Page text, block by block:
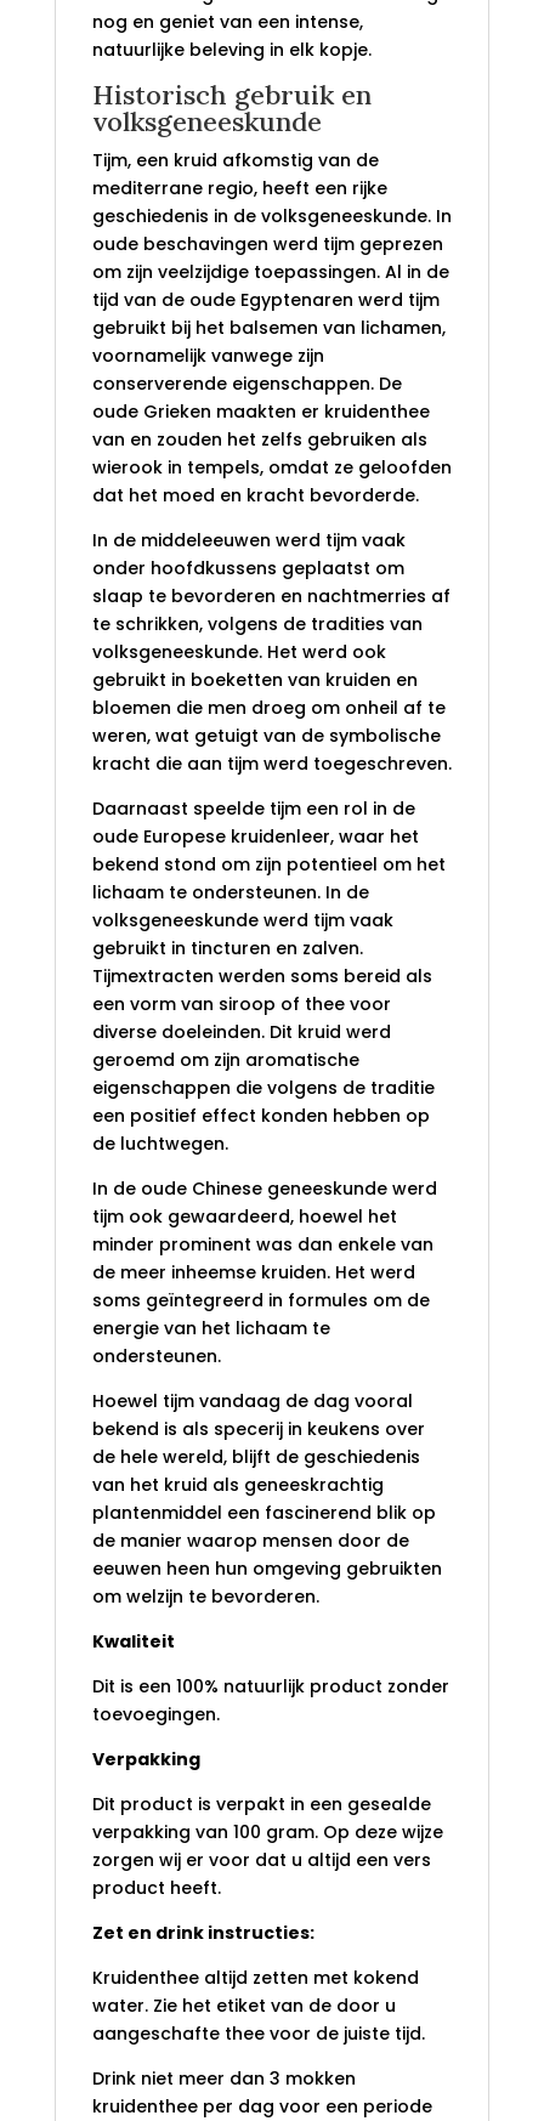
nog en geniet van een intense,
natuurlijke beleving in elk kopje.
Historisch gebruik en
volksgeneeskunde
Tijm, een kruid afkomstig van de
mediterrane regio, heeft een rijke
geschiedenis in de volksgeneeskunde. In
oude beschavingen werd tijm geprezen
om zijn veelzijdige toepassingen. Al in de
tijd van de oude Egyptenaren werd tijm
gebruikt bij het balsemen van lichamen,
voornamelijk vanwege zijn
conserverende eigenschappen. De
oude Grieken maakten er kruidenthee
van en zouden het zelfs gebruiken als
wierook in tempels, omdat ze geloofden
dat het moed en kracht bevorderde.
In de middeleeuwen werd tijm vaak
onder hoofdkussens geplaatst om
slaap te bevorderen en nachtmerries af
te schrikken, volgens de tradities van
volksgeneeskunde. Het werd ook
gebruikt in boeketten van kruiden en
bloemen die men droeg om onheil af te
weren, wat getuigt van de symbolische
kracht die aan tijm werd toegeschreven.
Daarnaast speelde tijm een rol in de
oude Europese kruidenleer, waar het
bekend stond om zijn potentieel om het
lichaam te ondersteunen. In de
volksgeneeskunde werd tijm vaak
gebruikt in tincturen en zalven.
Tijmextracten werden soms bereid als
een vorm van siroop of thee voor
diverse doeleinden. Dit kruid werd
geroemd om zijn aromatische
eigenschappen die volgens de traditie
een positief effect konden hebben op
de luchtwegen.
In de oude Chinese geneeskunde werd
tijm ook gewaardeerd, hoewel het
minder prominent was dan enkele van
de meer inheemse kruiden. Het werd
soms geïntegreerd in formules om de
energie van het lichaam te
ondersteunen.
Hoewel tijm vandaag de dag vooral
bekend is als specerij in keukens over
de hele wereld, blijft de geschiedenis
van het kruid als geneeskrachtig
plantenmiddel een fascinerend blik op
de manier waarop mensen door de
eeuwen heen hun omgeving gebruikten
om welzijn te bevorderen.
Kwaliteit
Dit is een 100% natuurlijk product zonder
toevoegingen.
Verpakking
Dit product is verpakt in een gesealde
verpakking van 100 gram. Op deze wijze
zorgen wij er voor dat u altijd een vers
product heeft.
Zet en drink instructies:
Kruidenthee altijd zetten met kokend
water. Zie het etiket van de door u
aangeschafte thee voor de juiste tijd.
Drink niet meer dan 3 mokken
kruidenthee per dag voor een periode